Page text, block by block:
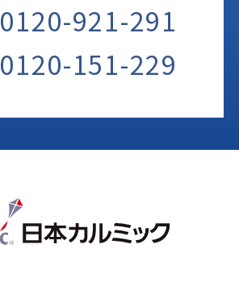
0120-921-291
0120-151-229